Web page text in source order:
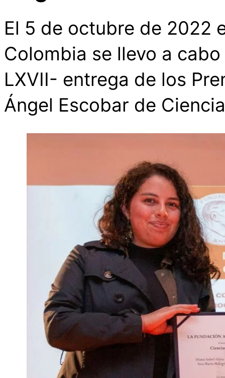
El 5 de octubre de 2022
Colombia se llevo a
LXVII- entrega de los
Ángel Escobar de